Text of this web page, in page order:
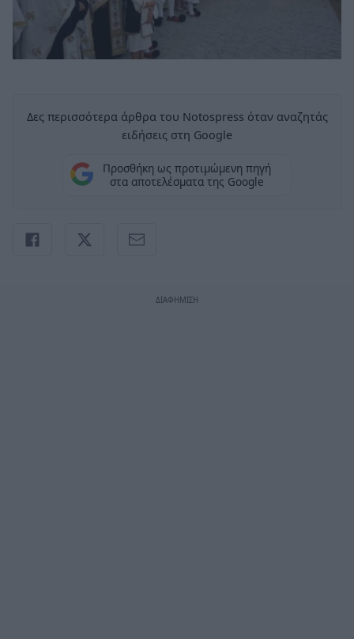
Δες περισσότερα άρθρα του Notospress όταν αναζητάς
ειδήσεις στη Google
Προσθήκη ως προτιμώμενη πηγή
στα αποτελέσματα της Google